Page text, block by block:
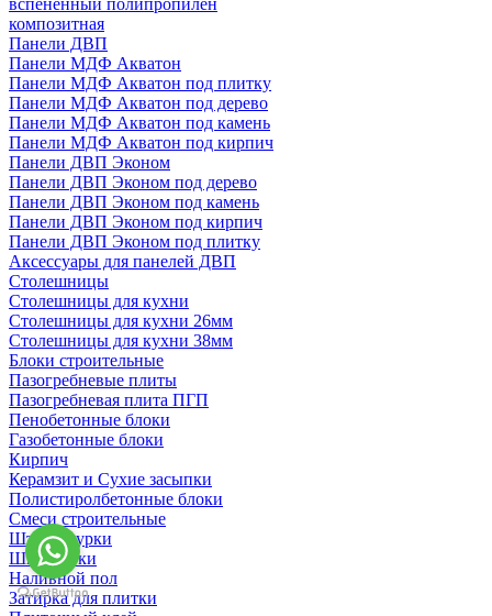
вспененный полипропилен
композитная
Панели ДВП
Панели МДФ Акватон
Панели МДФ Акватон под плитку
Панели МДФ Акватон под дерево
Панели МДФ Акватон под камень
Панели МДФ Акватон под кирпич
Панели ДВП Эконом
Панели ДВП Эконом под дерево
Панели ДВП Эконом под камень
Панели ДВП Эконом под кирпич
Панели ДВП Эконом под плитку
Аксессуары для панелей ДВП
Столешницы
Столешницы для кухни
Столешницы для кухни 26мм
Столешницы для кухни 38мм
Блоки строительные
Пазогребневые плиты
Пазогребневая плита ПГП
Пенобетонные блоки
Газобетонные блоки
Кирпич
Керамзит и Сухие засыпки
Полистиролбетонные блоки
Смеси строительные
Штукартурки
Шпаклевки
Наливной пол
Затирка для плитки